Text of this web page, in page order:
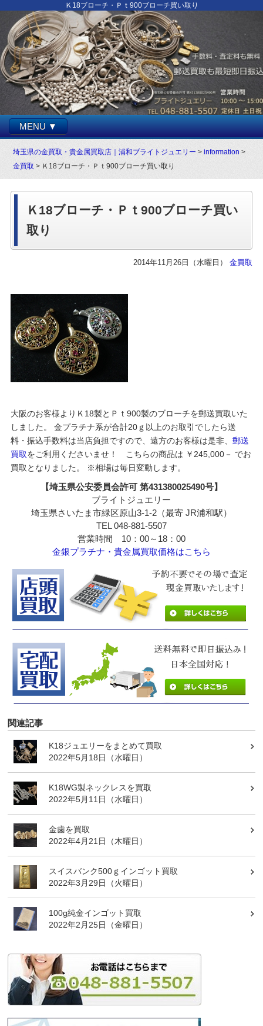
Ｋ18ブローチ・Ｐｔ900ブローチ買い取り
MENU ▼
埼玉県の金買取・貴金属買取店｜浦和ブライトジュエリー >information >
金買取 > Ｋ18ブローチ・Ｐｔ900ブローチ買い取り
Ｋ18ブローチ・Ｐｔ900ブローチ買い
取り
2014年11月26日（水曜日） 金買取
大阪のお客様よりＫ18製とＰｔ900製のブローチを郵送買取いた
しました。 金プラチナ系が合計20ｇ以上のお取引でしたら送
料・振込手数料は当店負担ですので、遠方のお客様は是非、郵送
買取 をご利用くださいませ！ こちらの商品は ￥245,000－ でお
買取となりました。 ※相場は毎日変動します。
【埼玉県公安委員会許可 第431380025490号】
ブライトジュエリー
埼玉県さいたま市緑区原山3-1-2（最寄 JR浦和駅）
TEL 048-881-5507
営業時間 10：00～18：00
金銀プラチナ・貴金属買取価格はこちら
関連記事
K18ジュエリーをまとめて買取
2022年5月18日（水曜日）
K18WG製ネックレスを買取
2022年5月11日（水曜日）
金歯を買取
2022年4月21日（木曜日）
スイスバンク500ｇインゴット買取
2022年3月29日（火曜日）
100g純金インゴット買取
2022年2月25日（金曜日）